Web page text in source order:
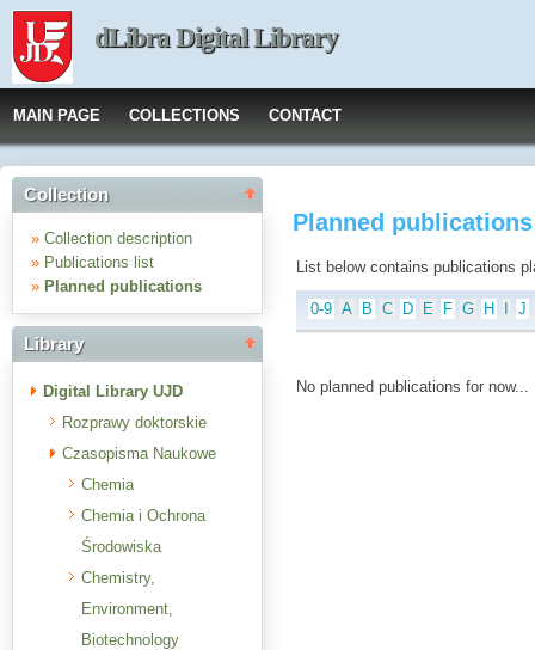
dLibra Digital Library
MAIN PAGE COLLECTIONS CONTACT
Collection
» Collection description
» Publications list
» Planned publications
Library
Digital Library UJD
Rozprawy doktorskie
Czasopisma Naukowe
Chemia
Chemia i Ochrona
Środowiska
Chemistry,
Environment,
Biotechnology
Planned
List below contains publications
0-9 A B C D E F G H J
No planned publications for now...